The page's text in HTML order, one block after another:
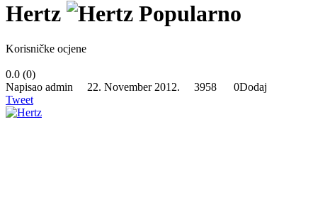
Hertz Popularno
Korisničke ocjene
0.0 (0)
Napisao admin 22. November 2012. 3958 0Dodaj
Tweet